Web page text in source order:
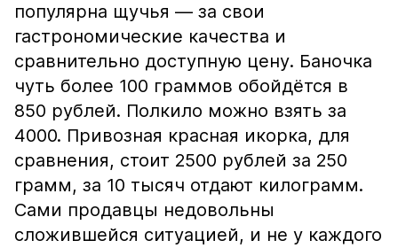
популярна щучья — за свои
гастрономические качества и
сравнительно доступную цену. Баночка
чуть более 100 граммов обойдётся в
850 рублей. Полкило можно взять за
4000. Привозная красная икорка, для
сравнения, стоит 2500 рублей за 250
грамм, за 10 тысяч отдают килограмм.
Сами продавцы недовольны
сложившейся ситуацией, и не у каждого